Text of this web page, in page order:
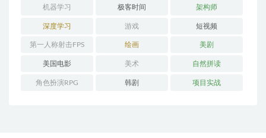
机器学习 极客时间 架构师
深度学习 游戏 短视频
第一人称射击FPS 绘画 美剧
美国电影 美术 自然拼读
角色扮演RPG 韩剧 项目实战